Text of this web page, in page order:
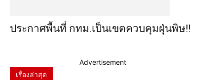
ประกาศพื้นที่ กทม.เป็นเขตควบคุมฝุ่นพิษ!!
Advertisement
เรื่องล่าสุด